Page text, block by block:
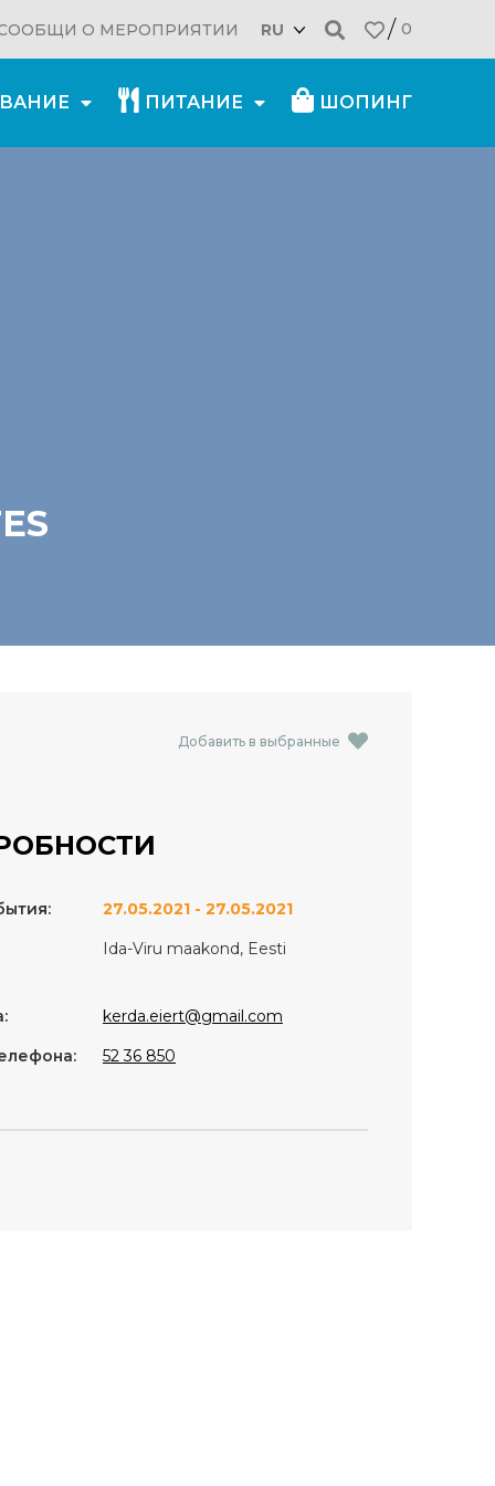
О МЕРОПРИЯТИИ RU 0
ПИТАНИЕ ШОПИНГ
Добавить в выбранные
27.05.2021 - 27.05.2021
Ida-Viru maakond, Eesti
kerda.eiert@gmail.com
52 36 850